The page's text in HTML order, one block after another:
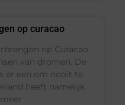
op curacao
op Curacao
van dromen. De
er een om nooit te
heeft namelijk